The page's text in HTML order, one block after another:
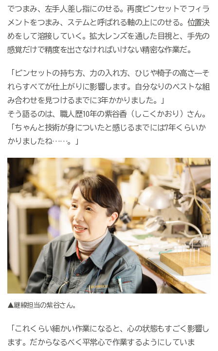
でつまみ、左手人差し指にのせる。再度ピンセットでフィラ
メントをつまみ、ステムと呼ばれる軸の上にのせる。位置決
めをして溶接していく。拡大レンズを通した目視と、手先の
感覚だけで精度を出さなければいけない精密な作業だ。
「ピンセットの持ち方、力の入れ方、ひじや椅子の高さ——そ
れらすべてが仕上がりに影響します。自分なりのベストな組
み合わせを見つけるまでに3年かかりました。」
そう語るのは、職人歴10年の紫谷香（しこくかおり）さん。
「ちゃんと技術が身についたと感じるまでには7年くらいか
かりましたね……。」
▲継線担当の紫谷さん。
「これくらい細かい作業になると、心の状態もすごく影響し
ます。だからなるべく平常心で作業するようにしていま